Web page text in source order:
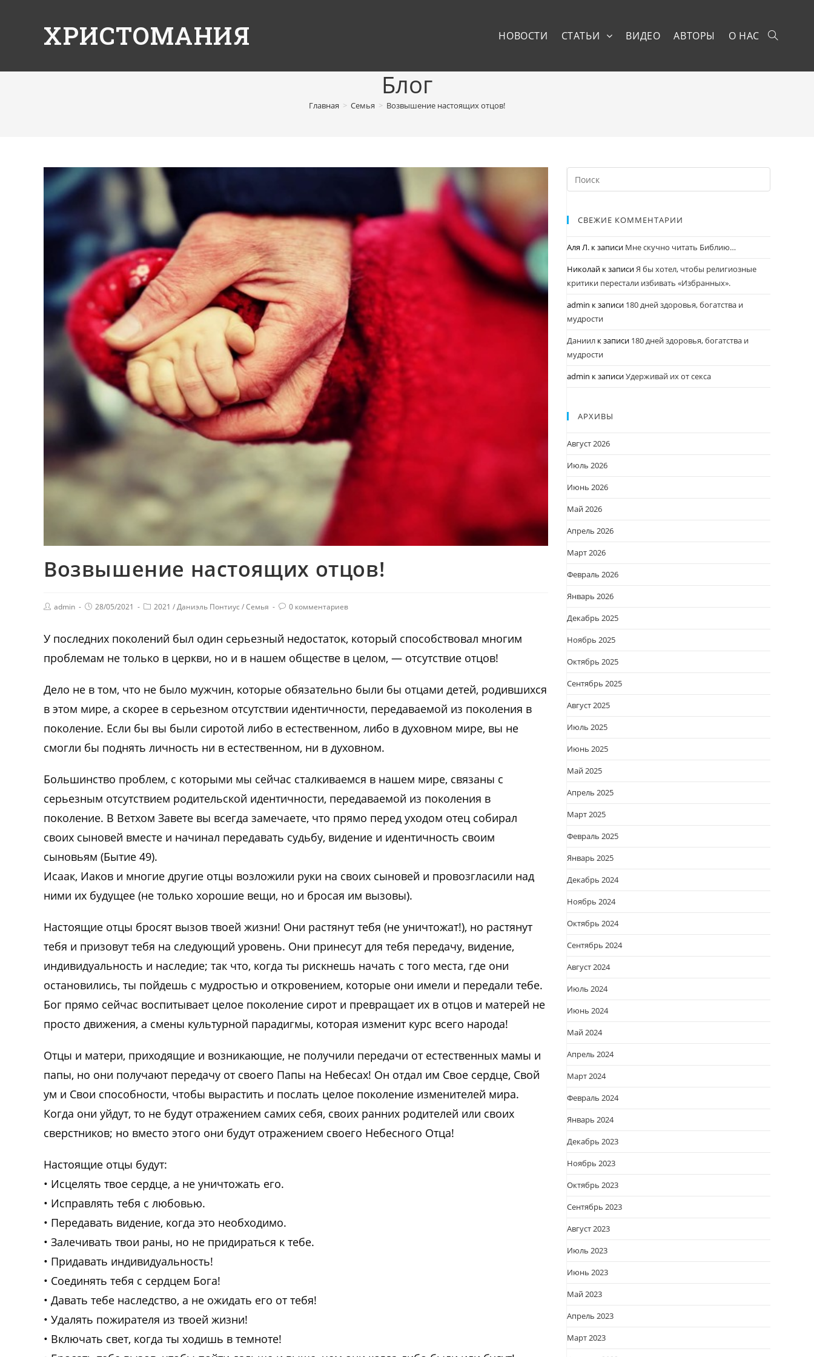
ХРИСТОМАНИЯ НОВОСТИ СТАТЬИ ВИДЕО АВТОРЫ О НАС
Блог
Главная > Семья > Возвышение настоящих отцов!
Возвышение настоящих отцов!
admin 28/05/2021 2021 /Даниэль Понтиус /Семья 0 комментариев
У последних поколений был один серьезный недостаток, который способствовал многим
проблемам не только в церкви, но и в нашем обществе в целом, — отсутствие отцов!
Дело не в том, что не было мужчин, которые обязательно были бы отцами детей, родившихся
в этом мире, а скорее в серьезном отсутствии идентичности, передаваемой из поколения в
поколение. Если бы вы были сиротой либо в естественном, либо в духовном мире, вы не
смогли бы поднять личность ни в естественном, ни в духовном.
Большинство проблем, с которыми мы сейчас сталкиваемся в нашем мире, связаны с
серьезным отсутствием родительской идентичности, передаваемой из поколения в
поколение. В Ветхом Завете вы всегда замечаете, что прямо перед уходом отец собирал
своих сыновей вместе и начинал передавать судьбу, видение и идентичность своим
сыновьям (Бытие 49).
Исаак, Иаков и многие другие отцы возложили руки на своих сыновей и провозгласили над
ними их будущее (не только хорошие вещи, но и бросая им вызовы).
Настоящие отцы бросят вызов твоей жизни! Они растянут тебя (не уничтожат!), но растянут
тебя и призовут тебя на следующий уровень. Они принесут для тебя передачу, видение,
индивидуальность и наследие; так что, когда ты рискнешь начать с того места, где они
остановились, ты пойдешь с мудростью и откровением, которые они имели и передали тебе.
Бог прямо сейчас воспитывает целое поколение сирот и превращает их в отцов и матерей не
просто движения, а смены культурной парадигмы, которая изменит курс всего народа!
Отцы и матери, приходящие и возникающие, не получили передачи от естественных мамы и
папы, но они получают передачу от своего Папы на Небесах! Он отдал им Свое сердце, Свой
ум и Свои способности, чтобы вырастить и послать целое поколение изменителей мира.
Когда они уйдут, то не будут отражением самих себя, своих ранних родителей или своих
сверстников; но вместо этого они будут отражением своего Небесного Отца!
Настоящие отцы будут:
• Исцелять твое сердце, а не уничтожать его.
• Исправлять тебя с любовью.
• Передавать видение, когда это необходимо.
• Залечивать твои раны, но не придираться к тебе.
• Придавать индивидуальность!
• Соединять тебя с сердцем Бога!
• Давать тебе наследство, а не ожидать его от тебя!
• Удалять пожирателя из твоей жизни!
• Включать свет, когда ты ходишь в темноте!
СВЕЖИЕ КОММЕНТАРИИ
Аля Л. к записи Мне скучно читать Библию…
Николай к записиЯ бы хотел, чтобы религиозные
критики перестали избивать «Избранных».
admin к записи 180 дней здоровья, богатства и
мудрости
Даниил к записи 180 дней здоровья, богатства и
мудрости
admin к записиУдерживай их от секса
АРХИВЫ
Август 2026
Июль 2026
Июнь 2026
Май 2026
Апрель 2026
Март 2026
Февраль 2026
Январь 2026
Декабрь 2025
Ноябрь 2025
Октябрь 2025
Сентябрь 2025
Август 2025
Июль 2025
Июнь 2025
Май 2025
Апрель 2025
Март 2025
Февраль 2025
Январь 2025
Декабрь 2024
Ноябрь 2024
Октябрь 2024
Сентябрь 2024
Август 2024
Июль 2024
Июнь 2024
Май 2024
Апрель 2024
Март 2024
Февраль 2024
Январь 2024
Декабрь 2023
Ноябрь 2023
Октябрь 2023
Сентябрь 2023
Август 2023
Июль 2023
Июнь 2023
Май 2023
Апрель 2023
Март 2023